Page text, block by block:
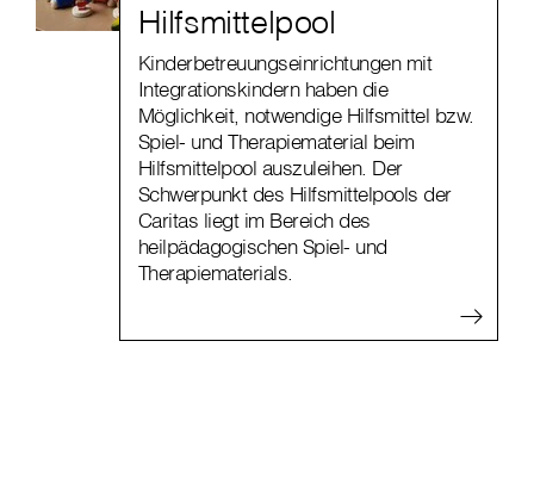
Hilfsmittelpool
Kinderbetreuungseinrichtungen mit
Integrationskindern haben die
Möglichkeit, notwendige Hilfsmittel bzw.
Spiel- und Therapiematerial beim
Hilfsmittelpool auszuleihen. Der
Schwerpunkt des Hilfsmittelpools der
Caritas liegt im Bereich des
heilpädagogischen Spiel- und
Therapiematerials.